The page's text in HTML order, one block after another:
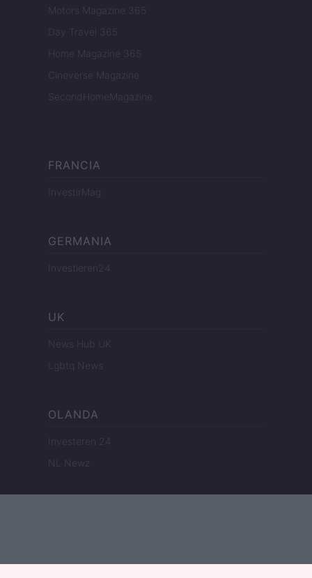
Motors Magazine 365
Day Travel 365
Home Magazine 365
Cineverse Magazine
SecondHomeMagazine
FRANCIA
InvestirMag
GERMANIA
Investieren24
UK
News Hub UK
Lgbtq News
OLANDA
Investeren 24
NL Newz